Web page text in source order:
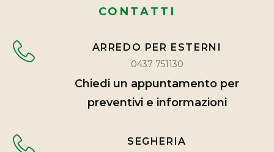
CONTATTI
ARREDO PER ESTERNI
0437 751130
Chiedi un appuntamento per
preventivi e informazioni
SEGHERIA